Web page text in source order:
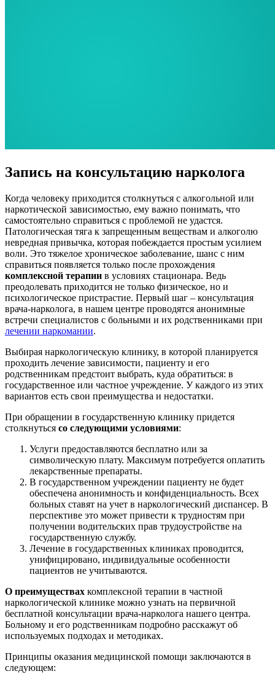
Запись на консультацию нарколога
Когда человеку приходится столкнуться с алкогольной или
наркотической зависимостью, ему важно понимать, что
самостоятельно справиться с проблемой не удастся.
Патологическая тяга к запрещенным веществам и алкоголю
невредная привычка, которая побеждается простым усилием
воли. Это тяжелое хроническое заболевание, шанс с ним
справиться появляется только после прохождения
комплексной терапии в условиях стационара. Ведь
преодолевать приходится не только физическое, но и
психологическое пристрастие. Первый шаг – консультация
врача-нарколога, в нашем центре проводятся анонимные
встречи специалистов с больными и их родственниками при
лечении наркомании.
Выбирая наркологическую клинику, в которой планируется
проходить лечение зависимости, пациенту и его
родственникам предстоит выбрать, куда обратиться: в
государственное или частное учреждение. У каждого из этих
вариантов есть свои преимущества и недостатки.
При обращении в государственную клинику придется
столкнуться со следующими условиями:
Услуги предоставляются бесплатно или за
символическую плату. Максимум потребуется оплатить
лекарственные препараты.
В государственном учреждении пациенту не будет
обеспечена анонимность и конфиденциальность. Всех
больных ставят на учет в наркологический диспансер. В
перспективе это может привести к трудностям при
получении водительских прав трудоустройстве на
государственную службу.
Лечение в государственных клиниках проводится,
унифицировано, индивидуальные особенности
пациентов не учитываются.
О преимуществах комплексной терапии в частной
наркологической клинике можно узнать на первичной
бесплатной консультации врача-нарколога нашего центра.
Больному и его родственникам подробно расскажут об
используемых подходах и методиках.
Принципы оказания медицинской помощи заключаются в
следующем: